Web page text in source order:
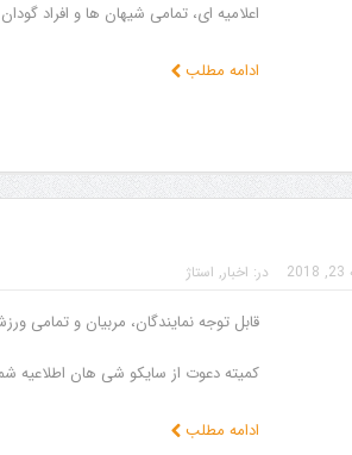
اعلامیه ای، تمامی شیهان ها و افراد
ادامه مطلب
در: اخبار, استاژ
قابل توجه نمایندگان، مربیان و تمامی
کمیته دعوت از سایکو شی هان اطلاعیه
ادامه مطلب